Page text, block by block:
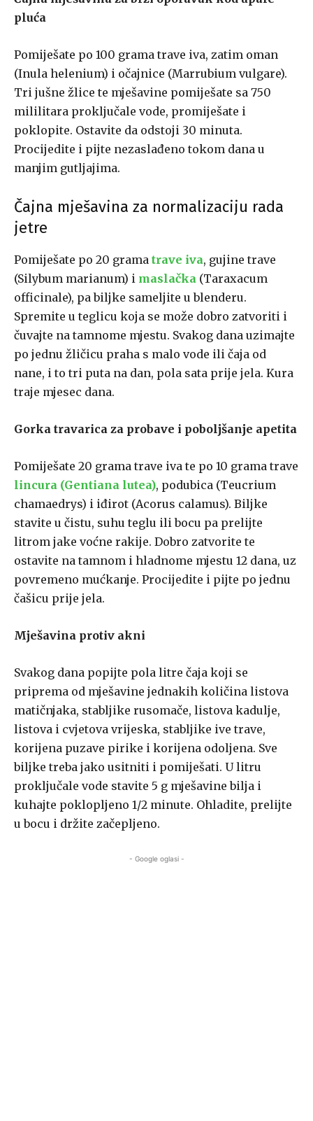
pluća
Pomiješate po 100 grama trave iva, zatim oman
(Inula helenium) i očajnice (Marrubium vulgare).
Tri jušne žlice te mješavine pomiješate sa 750
mililitara proključale vode, promiješate i
poklopite. Ostavite da odstoji 30 minuta.
Procijedite i pijte nezaslađeno tokom dana u
manjim gutljajima.
Čajna mješavina za normalizaciju rada
jetre
Pomiješate po 20 grama trave iva, gujine trave
(Silybum marianum) i maslačka (Taraxacum
officinale), pa biljke sameljite u blenderu.
Spremite u teglicu koja se može dobro zatvoriti i
čuvajte na tamnome mjestu. Svakog dana uzimajte
po jednu žličicu praha s malo vode ili čaja od
nane, i to tri puta na dan, pola sata prije jela. Kura
traje mjesec dana.
Gorka travarica za probave i poboljšanje apetita
Pomiješate 20 grama trave iva te po 10 grama trave
lincura (Gentiana lutea), podubica (Teucrium
chamaedrys) i iđirot (Acorus calamus). Biljke
stavite u čistu, suhu teglu ili bocu pa prelijte
litrom jake voćne rakije. Dobro zatvorite te
ostavite na tamnom i hladnome mjestu 12 dana, uz
povremeno mućkanje. Procijedite i pijte po jednu
čašicu prije jela.
Mješavina protiv akni
Svakog dana popijte pola litre čaja koji se
priprema od mješavine jednakih količina listova
matičnjaka, stabljike rusomače, listova kadulje,
listova i cvjetova vrijeska, stabljike ive trave,
korijena puzave pirike i korijena odoljena. Sve
biljke treba jako usitniti i pomiješati. U litru
proključale vode stavite 5 g mješavine bilja i
kuhajte poklopljeno 1/2 minute. Ohladite, prelijte
u bocu i držite začepljeno.
- Google oglasi -